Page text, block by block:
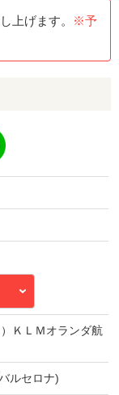
上げます。
※予
ＫＬＭオランダ航
ルセロナ)